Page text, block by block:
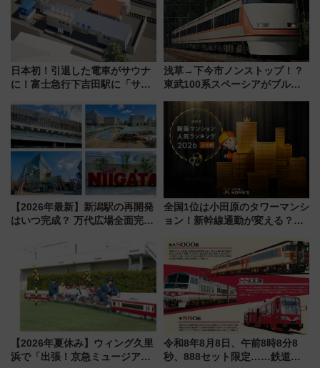
日本初！引退した電車がサウナ
に！富士急行下吉田駅に「サ電
業 行き交う電車の音や振動を
感じながら「ととのう」新感覚
浅草→下今市ノンストップ！？
東武100系スペーシアがブルー
ー当時の停車駅」を再現 運転
時刻や特急券の買い方を紹介
【2026年最新】新潟駅の再開発
はいつ完成？ 万代広場全面完成
開発、バスタ新潟構想まで徹底
全国1位は小田原のタワーマンシ
ョン！新幹線通勤が変える？
【新築マンション人気ランキン
グ】
【2026年夏休み】ウィング久里
浜で「出張！京急ミュージア
令和8年8月8日、午前8時8分8
秒、888セット限定……鉄道各